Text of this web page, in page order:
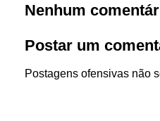
Nenhum
Postar um
Postagens ofensivas não